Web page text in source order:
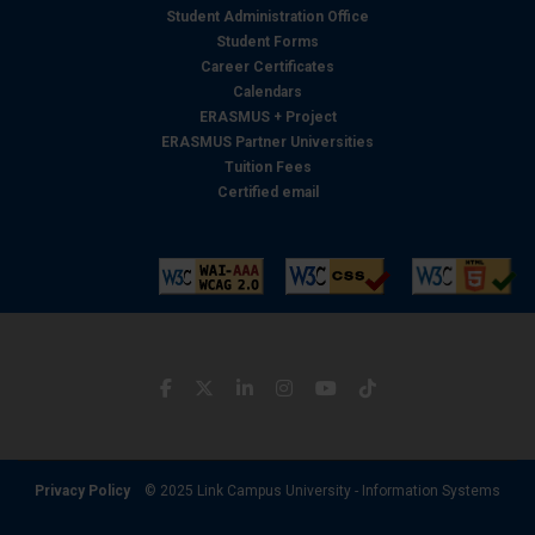
con altre informazioni che ha fornito loro o che hanno
raccolto dal suo utilizzo dei loro servizi.
Student Administration Office
Student Forms
Career Certificates
Calendars
ERASMUS + Project
ERASMUS Partner Universities
Tuition Fees
Certified email
Privacy Policy © 2025 Link Campus University - Information Systems